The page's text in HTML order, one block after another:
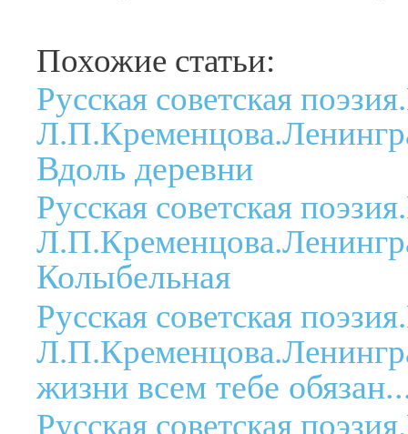
Похожие статьи:
Русская советская
Вдоль деревни
Русская советская
Колыбельная
Русская советская
жизни всем тебе
Русская советская